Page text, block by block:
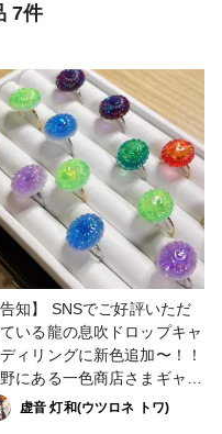
7件
告知】 SNSでご好評いただ
いる龍の息吹ドロップキャ
ィリングに新色追加〜！！
野にある一色商店さまギャラ
にて展示販売していただこ
思っております✨ 緑は以
虚音 灯和(ウツロネ トワ)